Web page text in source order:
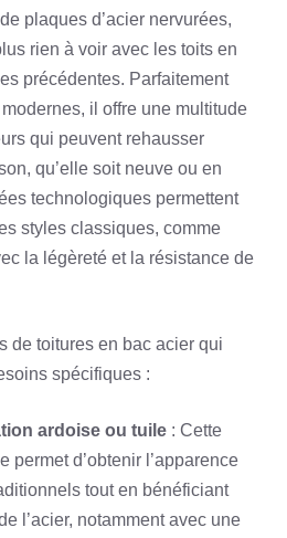
plaques d’acier nervurées,
rien à voir avec les toits en
précédentes. Parfaitement
il offre une multitude
qui peuvent rehausser
qu’elle soit neuve ou en
technologiques permettent
styles classiques, comme
la légèreté et la résistance de
de toitures en bac acier qui
spécifiques :
ardoise ou tuile : Cette
permet d’obtenir l’apparence
tout en bénéficiant
l’acier, notamment avec une